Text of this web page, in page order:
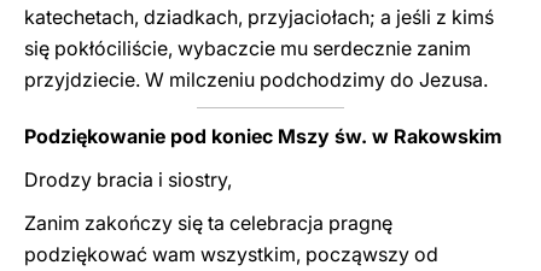
katechetach, dziadkach, przyjaciołach; a jeśli z kimś
się pokłóciliście, wybaczcie mu serdecznie zanim
przyjdziecie. W milczeniu podchodzimy do Jezusa.
Podziękowanie pod koniec Mszy św. w Rakowskim
Drodzy bracia i siostry,
Zanim zakończy się ta celebracja pragnę
podziękować wam wszystkim, począwszy od